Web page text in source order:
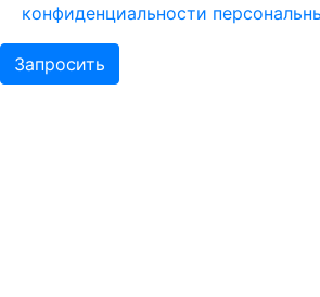
конфиденциальности